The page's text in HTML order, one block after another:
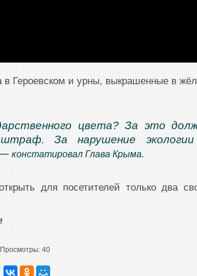
в Героевском и урны, выкрашенные в
цвета? За это
За нарушение
— констатировал Глава Крыма.
для посетителей только два
Просмотры: 40